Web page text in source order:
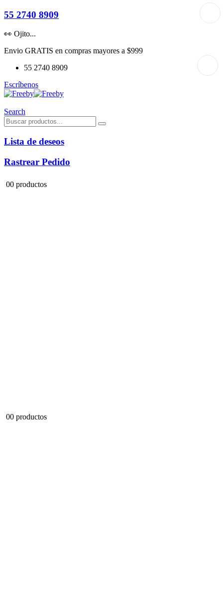
55 2740 8909
👀 Ojito...
Envio GRATIS en compras mayores a $999
55 2740 8909
Escríbenos
Search
Lista de deseos
Rastrear Pedido
00 productos
00 productos